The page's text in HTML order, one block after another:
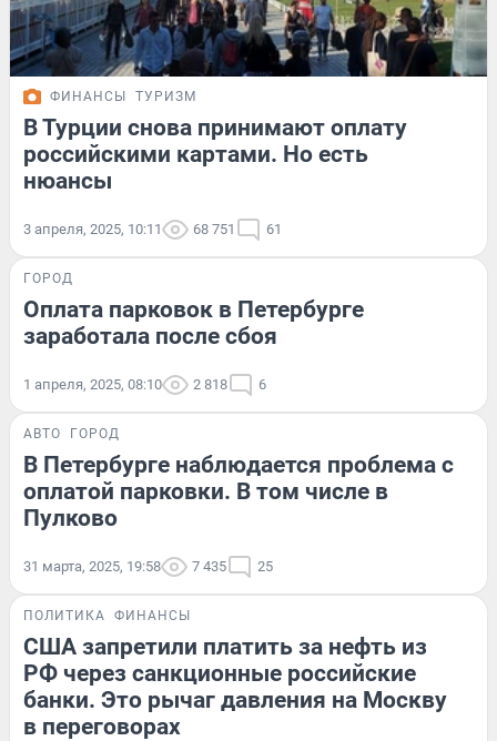
ФИНАНСЫ ТУРИЗМ
В Турции снова принимают оплату
российскими картами. Но есть
нюансы
3 апреля, 2025, 10:11 68 751 61
ГОРОД
Оплата парковок в Петербурге
заработала после сбоя
1 апреля, 2025, 08:10 2 818 6
АВТО ГОРОД
В Петербурге наблюдается проблема с
оплатой парковки. В том числе в
Пулково
31 марта, 2025, 19:58 7 435 25
ПОЛИТИКА ФИНАНСЫ
США запретили платить за нефть из
РФ через санкционные российские
банки. Это рычаг давления на Москву
в переговорах